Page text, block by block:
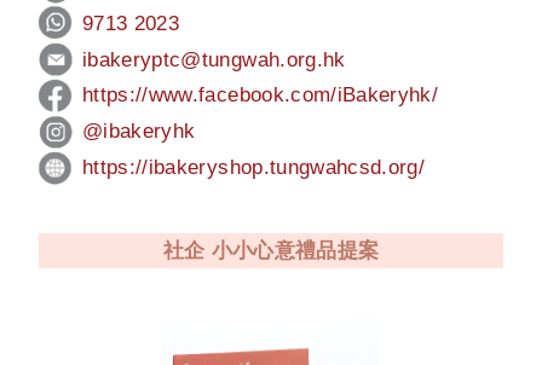
9713 2023
ibakeryptc@tungwah.org.hk
https://www.facebook.com/iBakeryhk/
@ibakeryhk
https://ibakeryshop.tungwahcsd.org/
社企 小小心意禮品提案